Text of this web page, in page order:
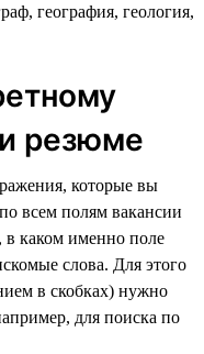
география, геология,
резюме
которые вы
всем полям вакансии
каком именно поле
слова. Для этого
в скобках) нужно
для поиска по